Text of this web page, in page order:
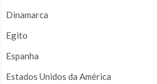
Dinamarca
Egito
Espanha
Estados Unidos da América